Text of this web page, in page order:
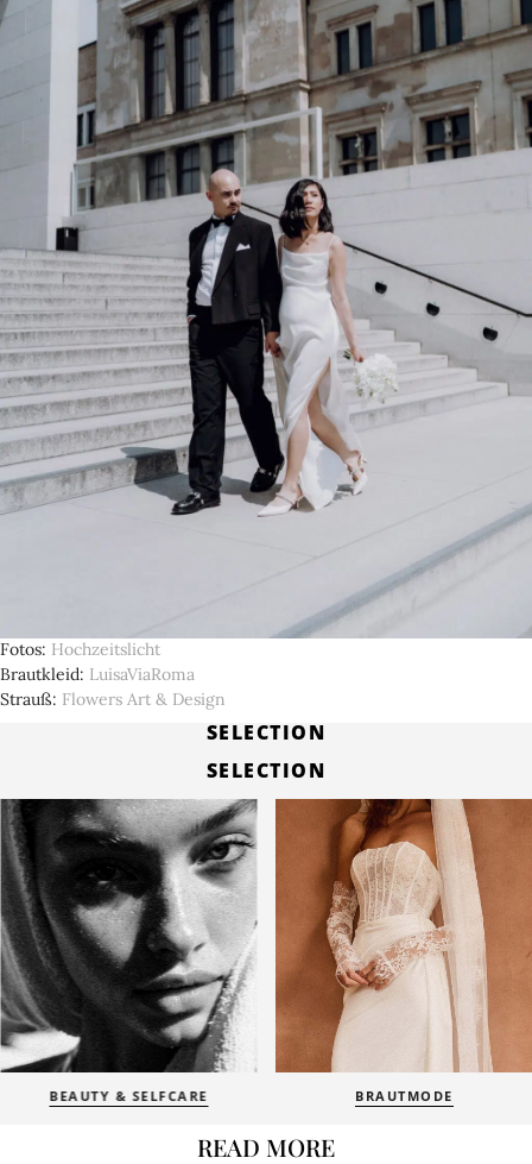
Fotos Hochzeitslicht
Brautkleid LuisaViaRoma
Strauß Flowers Art & Design
SELECTION
SELECTION
BEAUTY & SELFCARE BRAUTMODE
READ MORE